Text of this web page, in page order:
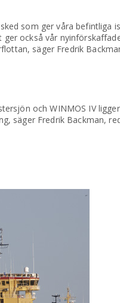
som ger våra befintliga
också vår
säger Fredrik
och WINMOS IV
säger Fredrik Backman,